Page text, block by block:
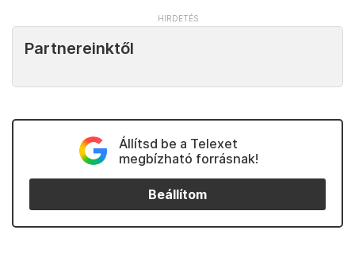
Partnereinktől
Állítsd be a Telexet
megbízható forrásnak!
Beállítom